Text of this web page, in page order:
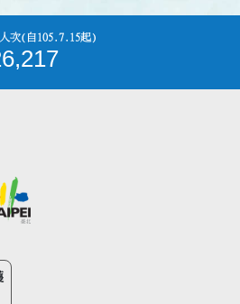
次(自105.7.15起)